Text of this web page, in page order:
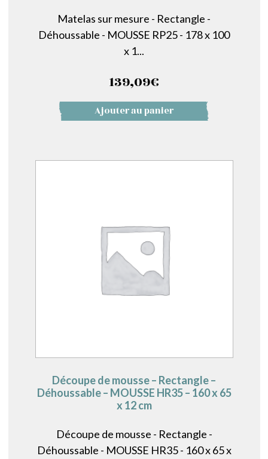
Matelas sur mesure - Rectangle -
Déhoussable - MOUSSE RP25 - 178 x 100
x 1...
139,09€
Ajouter au panier
Découpe de mousse – Rectangle –
Déhoussable – MOUSSE HR35 – 160 x 65
x 12 cm
Découpe de mousse - Rectangle -
Déhoussable - MOUSSE HR35 - 160 x 65 x